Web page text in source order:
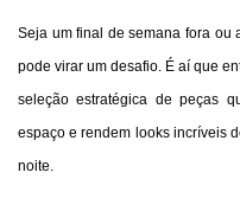
Seja um final de semana fora ou
pode virar um desafio. É aí que
seleção estratégica de peças
espaço e rendem looks incríveis
noite.